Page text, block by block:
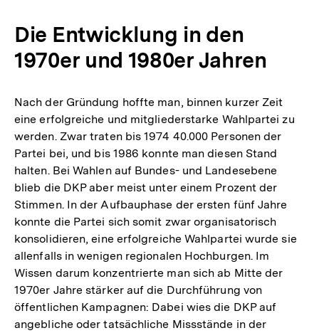
Die Entwicklung in den
1970er und 1980er Jahren
Nach der Gründung hoffte man, binnen kurzer Zeit
eine erfolgreiche und mitgliederstarke Wahlpartei zu
werden. Zwar traten bis 1974 40.000 Personen der
Partei bei, und bis 1986 konnte man diesen Stand
halten. Bei Wahlen auf Bundes- und Landesebene
blieb die DKP aber meist unter einem Prozent der
Stimmen. In der Aufbauphase der ersten fünf Jahre
konnte die Partei sich somit zwar organisatorisch
konsolidieren, eine erfolgreiche Wahlpartei wurde sie
allenfalls in wenigen regionalen Hochburgen. Im
Wissen darum konzentrierte man sich ab Mitte der
1970er Jahre stärker auf die Durchführung von
öffentlichen Kampagnen: Dabei wies die DKP auf
angebliche oder tatsächliche Missstände in der